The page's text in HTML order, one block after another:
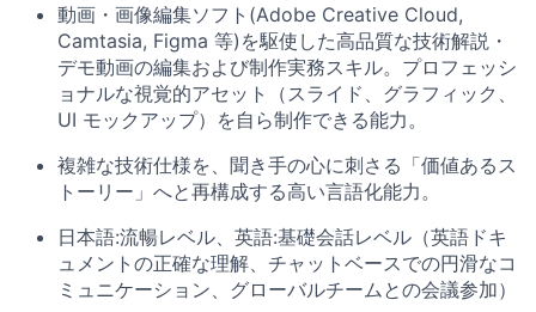
動画・画像編集ソフト(Adobe Creative Cloud,
Camtasia, Figma 等)を駆使した高品質な技術解説・
デモ動画の編集および制作実務スキル。プロフェッシ
ョナルな視覚的アセット（スライド、グラフィック、
UI モックアップ）を自ら制作できる能力。
複雑な技術仕様を、聞き手の心に刺さる「価値あるス
トーリー」へと再構成する高い言語化能力。
日本語:流暢レベル、英語:基礎会話レベル（英語ドキ
ュメントの正確な理解、チャットベースでの円滑なコ
ミュニケーション、グローバルチームとの会議参加）